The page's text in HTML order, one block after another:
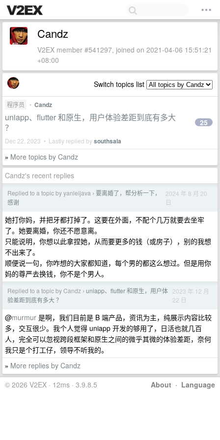
Candz
V2EX member #541297, joined on 2021-04-06 15:51:21
+08:00
Switch topics list
程序员 • Candz
uniapp、flutter 和原生，用户体验差距到底有多大
？
Dec 22, 2023 • Lastly replied bysouthsala
25
» More topics by Candz
Candz's recent replies
Replied to a topic by yanleijava › 要离婚了，帮分析一下，
感谢
2024 年 8 月 20
日
她打你妈，并把牙都打掉了。这要在外面，不配个几万就要去坐牢
了。她要离婚，你还不愿意离。
只能说明，你想以此拿捏她，从而要更多的钱（或房子），别的我想
不出来了。
顺便说一句，你咋想的大家都知道，每个男的都这么想过。但是用你
妈的尊严去换钱，你不是个男人。
Replied to a topic by Candz › uniapp、flutter 和原生，用户体
验差距到底有多大 ？
2023 年 12 月
22 日
@murmur 是啊，我们目前是 B 端产品，资讯为主，纯展示内容比较
多，交互很少。我个人觉得 uniapp 开发的够用了，日活也就几百
人，完全可以忽视跨段框架和原生之间的微乎其微的体验差距，奈何
我只是个打工仔，领导不听我的。
» More replies by Candz
About · Language
© 2026 V2EX · 12ms · 3.9.8.5